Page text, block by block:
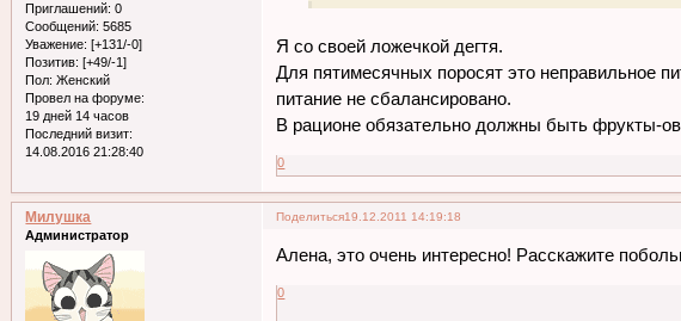
Приглашений: 0
Сообщений: 5685
Уважение: [+131/-0]
Позитив: [+49/-1]
Пол: Женский
Провел на форуме:
19 дней 14 часов
Последний визит:
14.08.2016 21:28:40
Я со своей ложечкой дегтя.
Для пятимесячных поросят это неправильное
питание не сбалансировано.
В рационе обязательно должны быть фрукты-
0
Поделиться19.12.2011 14:19:18
Милушка
Администратор
Алена, это очень интересно! Расскажите
0